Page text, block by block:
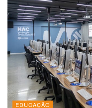
EDUCAÇÃO